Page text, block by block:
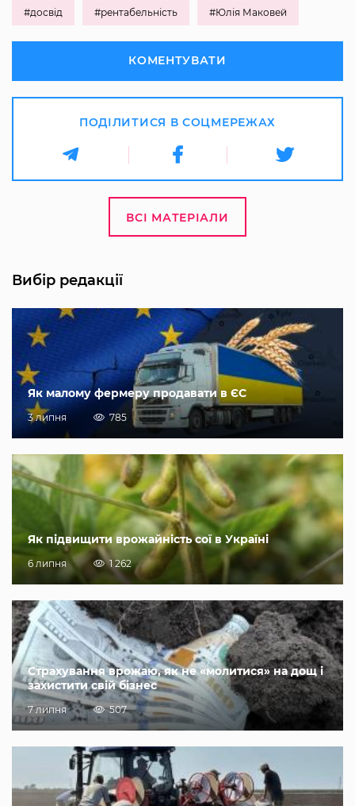
#досвід #рентабельність #Юлія Маковей
КОМЕНТУВАТИ
ПОДІЛИТИСЯ В СОЦМЕРЕЖАХ
ВСІ МАТЕРІАЛИ
Вибір редакції
Як малому фермеру продавати в ЄС
3 липня 785
Як підвищити врожайність сої в Україні
6 липня 1 262
Страхування врожаю, як не «молитися» на дощ і
захистити свій бізнес
7 липня 507